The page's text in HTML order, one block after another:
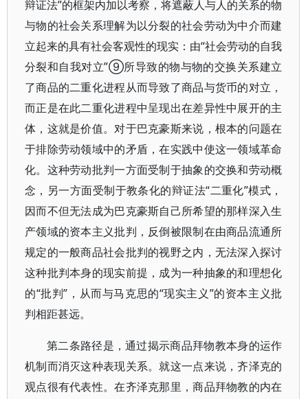
辩证法”的框架内加以考察，将遮蔽人与人的关系的物
与物的社会关系理解为以分裂的社会劳动为中介而建
立起来的具有社会客观性的现实：由“社会劳动的自我
分裂和自我对立”⑨所导致的物与物的交换关系建立
了商品的二重化进程从而导致了商品与货币的对立，
而正是在此二重化进程中呈现出在差异性中展开的主
体，这就是价值。对于巴克豪斯来说，根本的问题在
于排除劳动领域中的矛盾，在实践中使这一领域革命
化。这种劳动批判一方面受制于抽象的交换和劳动概
念，另一方面受制于教条化的辩证法“二重化”模式，
因而不但无法成为巴克豪斯自己所希望的那样深入生
产领域的资本主义批判，反倒被限制在由商品流通所
规定的一般商品社会批判的视野之内，无法深入探讨
这种批判本身的现实前提，成为一种抽象的和理想化
的“批判”，从而与马克思的“现实主义”的资本主义批
判相距甚远。
第二条路径是，通过揭示商品拜物教本身的运作
机制而消灭这种表现关系。就这一点来说，齐泽克的
观点很有代表性。在齐泽克那里，商品拜物教的内在